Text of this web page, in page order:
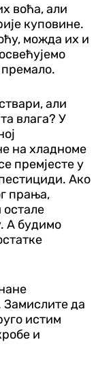
воћа, али
куповине.
можда их и
али
влага? У
на хладноме
премјесте у
Ако
прања,
остале
А будимо
Замислите да
истим
и